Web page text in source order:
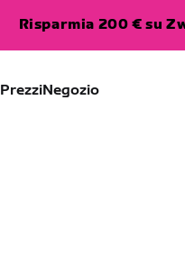
Risparmia 200 € su
PrezziNegozio